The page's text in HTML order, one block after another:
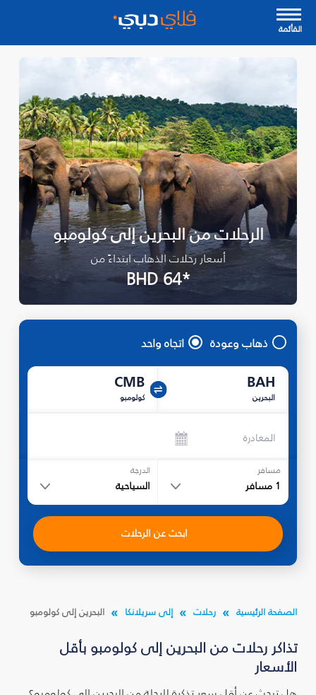
القأئمة
الرحلات من البحرين إلى كولومبو
أسعار رحلات الذهاب ابتداءً من
*BHD 64
ذهاب وعودة اتجاه واحد
BAH
البحرين
CMB
كولومبو
المغادرة
مسافر
1 مسافر
الدرجة
السياحية
ابحث عن الرحلات
الصفحة الرئيسية رحلات إلى سريلانكا البحرين إلى كولومبو
تذاكر رحلات من البحرين إلى كولومبو بأقل
الأسعار